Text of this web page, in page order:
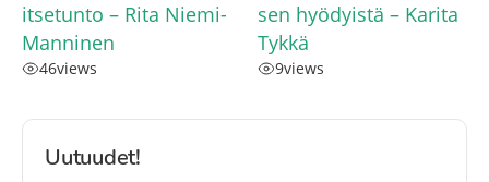
itsetunto – Rita Niemi-
Manninen
46views
sen hyödyistä – Karita
Tykkä
9views
Uutuudet!